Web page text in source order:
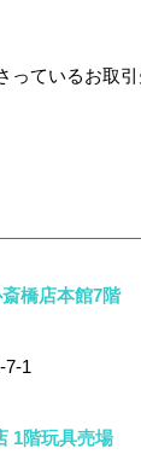
ているお取
橋店本館7階
7-1
1階玩具売場